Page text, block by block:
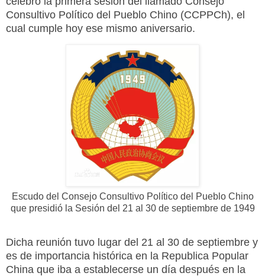
Consultivo Político del Pueblo Chino (CCPPCh), el
cual cumple hoy ese mismo aniversario.
Escudo del Consejo Consultivo Político del Pueblo Chino
que presidió la Sesión del 21 al 30 de septiembre de 1949
Dicha reunión tuvo lugar del 21 al 30 de septiembre y
es de importancia histórica en la Republica Popular
China que iba a establecerse un día después en la